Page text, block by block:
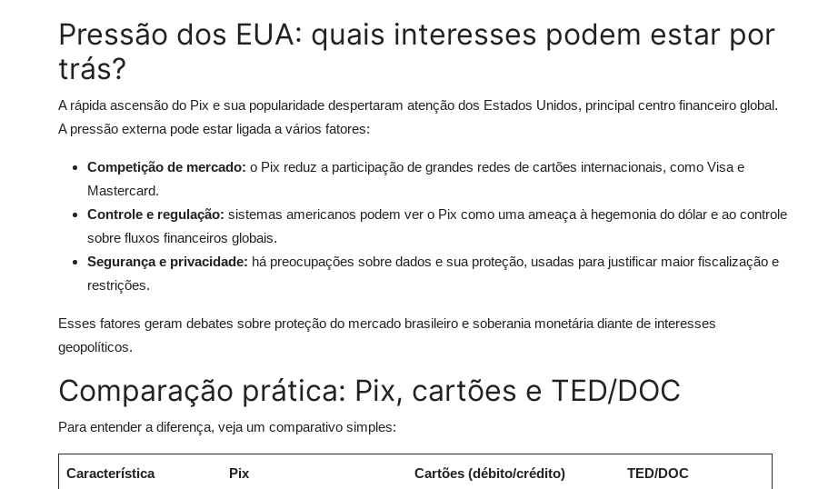
Pressão dos EUA: quais interesses podem estar por
trás?
A rápida ascensão do Pix e sua popularidade despertaram atenção dos Estados Unidos, principal centro financeiro global.
A pressão externa pode estar ligada a vários fatores:
Competição de mercado: o Pix reduz a participação de grandes redes de cartões internacionais, como Visa e
Mastercard.
Controle e regulação: sistemas americanos podem ver o Pix como uma ameaça à hegemonia do dólar e ao controle
sobre fluxos financeiros globais.
Segurança e privacidade: há preocupações sobre dados e sua proteção, usadas para justificar maior fiscalização e
restrições.
Esses fatores geram debates sobre proteção do mercado brasileiro e soberania monetária diante de interesses
geopolíticos.
Comparação prática: Pix, cartões e TED/DOC
Para entender a diferença, veja um comparativo simples:
Característica Pix Cartões (débito/crédito) TED/DOC